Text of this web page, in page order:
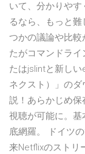
いて、分かりや
るなら、もっと難
つかの議論や比較
たがコマンドラ
たはjslintと新しい
ネクスト）」の
説！あらかじめ
視聴が可能に。
底網羅。 ドイツ
来Netflixのストリ